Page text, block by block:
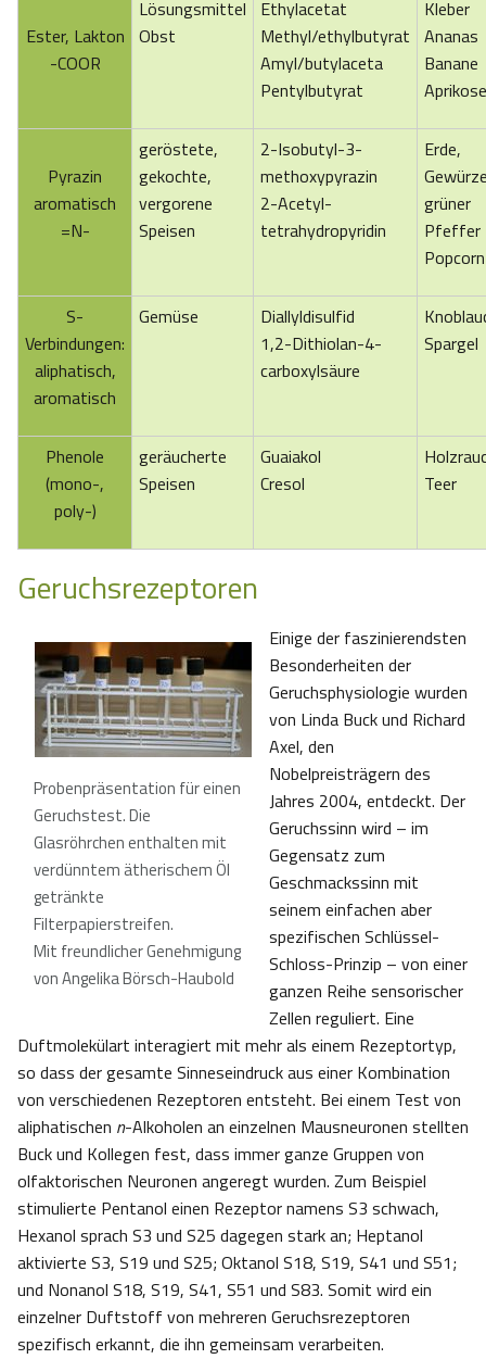
Ester, Lakton
-COOR
Lösungsmittel
Obst
Ethylacetat
Methyl/ethylbutyrat
Amyl/butylaceta
Pentylbutyrat
Kleber
Ananas
Banane
Aprikose
Pyrazin
aromatisch
=N-
geröstete,
gekochte,
vergorene
Speisen
2-Isobutyl-3-
methoxypyrazin
2-Acetyl-
tetrahydropyridin
Erde,
grüner
Pfeffer
Popcorn
S-
Verbindungen:
aliphatisch,
aromatisch
Gemüse
Diallyldisulfid
1,2-Dithiolan-4-
carboxylsäure
Spargel
Phenole
(mono-,
poly-)
geräucherte
Speisen
Guaiakol
Cresol
Teer
Geruchsrezeptoren
Probenpräsentation für einen
Geruchstest. Die
Glasröhrchen enthalten mit
verdünntem ätherischem Öl
getränkte
Filterpapierstreifen.
Mit freundlicher Genehmigung
von Angelika Börsch-Haubold
Einige der faszinierendsten
Besonderheiten der
Geruchsphysiologie wurden
von Linda Buck und Richard
Axel, den
Nobelpreisträgern des
Jahres 2004, entdeckt. Der
Geruchssinn wird – im
Gegensatz zum
Geschmackssinn mit
seinem einfachen aber
spezifischen Schlüssel-
Schloss-Prinzip – von einer
ganzen Reihe sensorischer
Zellen reguliert. Eine
Duftmolekülart interagiert mit mehr als einem Rezeptortyp,
so dass der gesamte Sinneseindruck aus einer Kombination
von verschiedenen Rezeptoren entsteht. Bei einem Test von
aliphatischen n-Alkoholen an einzelnen Mausneuronen stellten
Buck und Kollegen fest, dass immer ganze Gruppen von
olfaktorischen Neuronen angeregt wurden. Zum Beispiel
stimulierte Pentanol einen Rezeptor namens S3 schwach,
Hexanol sprach S3 und S25 dagegen stark an; Heptanol
aktivierte S3, S19 und S25; Oktanol S18, S19, S41 und S51;
und Nonanol S18, S19, S41, S51 und S83. Somit wird ein
einzelner Duftstoff von mehreren Geruchsrezeptoren
spezifisch erkannt, die ihn gemeinsam verarbeiten.